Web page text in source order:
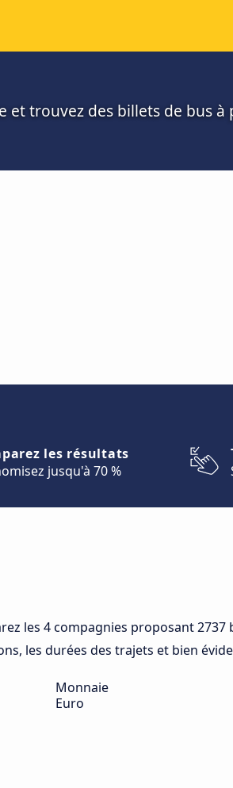
et trouvez des billets de bus à
les résultats
jusqu'à 70 %
les 4 compagnies proposant
les durées des trajets et bien
Monnaie
Euro